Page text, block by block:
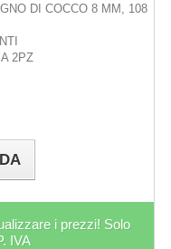
DI COCCO 8 MM, 108
2PZ
i prezzi! Solo
IVA